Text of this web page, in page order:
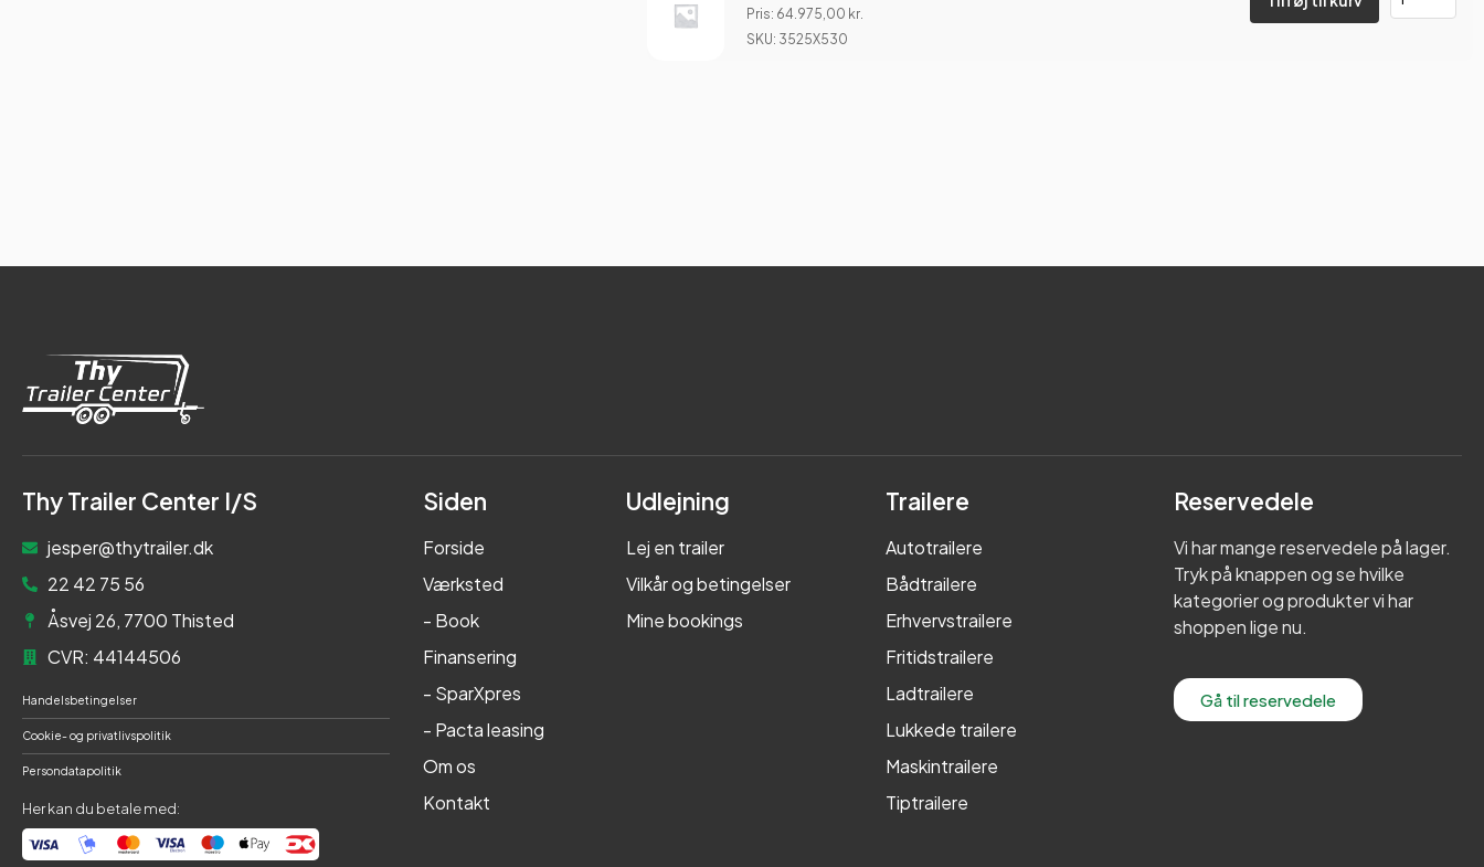
Pris: 64.975,00 kr.
SKU: 3525X530
Thy Trailer Center I/S
jesper@thytrailer.dk
22 42 75 56
Åsvej 26, 7700 Thisted
CVR: 44144506
Handelsbetingelser
Cookie- og privatlivspolitik
Persondatapolitik
Her kan du betale med:
Siden
Forside
Værksted
- Book
Finansering
- SparXpres
- Pacta leasing
Om os
Kontakt
Udlejning
Lej en trailer
Vilkår og betingelser
Mine bookings
Trailere
Autotrailere
Bådtrailere
Erhvervstrailere
Fritidstrailere
Ladtrailere
Lukkede trailere
Maskintrailere
Tiptrailere
Reservedele
Vi har mange reservedele på lager.
Tryk på knappen og se hvilke
kategorier og produkter vi har
shoppen lige nu.
Gå til reservedele